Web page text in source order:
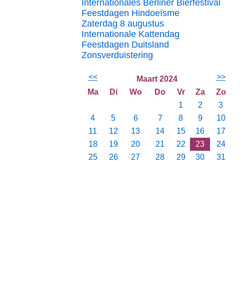
Internationales Berliner Bierfestival
Feestdagen Hindoeïsme
Zaterdag 8 augustus
Internationale Kattendag
Feestdagen Duitsland
Zonsverduistering
<< Maart 2024
>>
Ma
Di Wo Do Vr Za
Zo
1
2
3
4
5 6 7 8 9
10
11
12 13 14 15 16
17
18
19 20 21 22 23
24
25
26 27 28 29 30 31